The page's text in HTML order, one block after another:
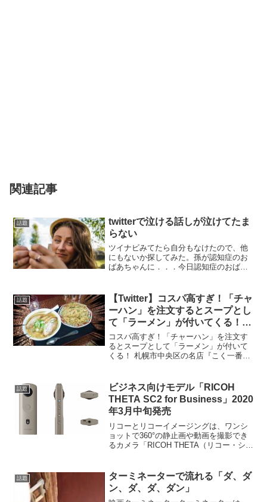
関連記事
話題
twitterで泣ける話しが泣けてたま
らない
ツイナビみてたら自分もなけたので、他
にもないか探してみた。孫が認知症のお
ばあちゃんに．．．今日認知症のおばあ
らない」っていうのに対してすごく無邪
気な笑顔で「ぼくはおばあ...
話題
【Twitter】コスパ高すぎ！「チャ
ーハン」を注文するとスープとし
て「ラーメン」が付いてくる！
札幌市中央区の名店『こく一番』
に行ってきた
コスパ高すぎ！「チャーハン」を注文す
るとスープとして「ラーメン」が付いて
くる！ 札幌市中央区の名店『こく一番』
う無い？特盛😰 pic.twitt...
話題
ビジネス向けモデル「RICOH
THETA SC2 for Business」2020
年3月中旬発売
リコーとリコーイメージングは、ワンシ
ョットで360°の静止画や動画を撮影でき
るカメラ「RICOH THETA（リコー・シー
「RICOH THETA SC2 ...
話題
ターミネーターで流れる「ダ、ダ
ン、ダ、ダ、ダン」